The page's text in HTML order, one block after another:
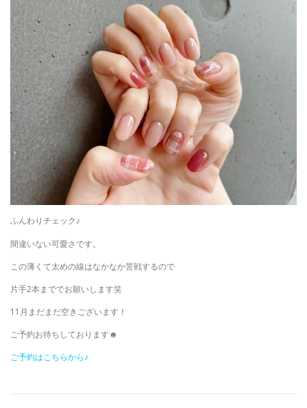
ふんわりチェック♪
間違いない可愛さです。
この薄くて太めの線はなかなか苦戦するので
片手2本まででお願いします笑
11月まだまだ空きございます！
ご予約お待ちしております☻
ご予約はこちらから♪